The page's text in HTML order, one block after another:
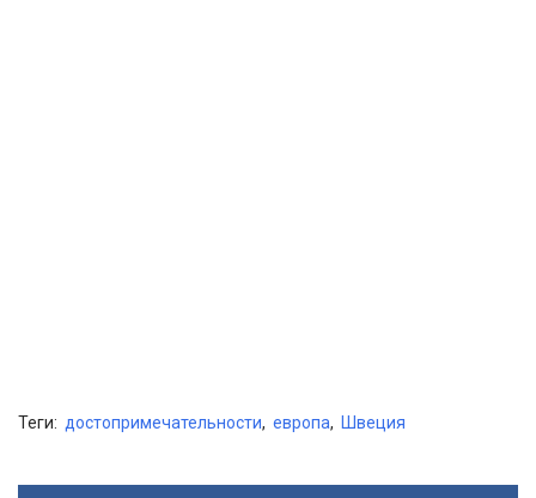
Теги: достопримечательности, европа, Швеция